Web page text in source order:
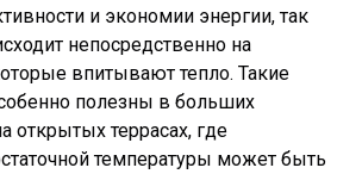
и экономии энергии, так
непосредственно на
впитывают тепло. Такие
полезны в больших
открытых террасах, где
температуры может быть